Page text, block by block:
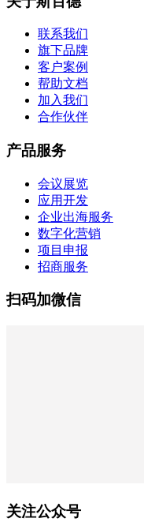
联系我们
旗下品牌
客户案例
帮助文档
加入我们
合作伙伴
产品服务
会议展览
应用开发
企业出海服务
数字化营销
项目申报
招商服务
扫码加微信
关注公众号